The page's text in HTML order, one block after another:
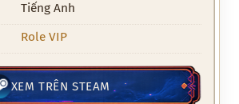
Tiếng Anh
Role VIP
XEM TRÊN STEAM